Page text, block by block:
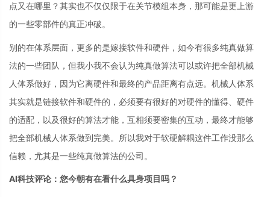
点又在哪里？其实也不仅仅限于在关节模组本身，那可能是更上游
的一些零部件的真正冲破。
别的在体系层面，更多的是嫁接软件和硬件，如今有很多纯真做算
法的一些团队，但我小我不会认为纯真做算法可以或许把全部机械
人体系做好，因为它离硬件和最终的产品距离有点远。机械人体系
其实就是链接软件和硬件的，必须要有很好的对硬件的懂得、硬件
的适配，以及很好的算法才能，互相须要密集的互动，最终才能够
把全部机械人体系做到完美。所以我对于软硬解耦这件工作没那么
信赖，尤其是一些纯真做算法的公司。
AI科技评论：您今朝有在看什么具身项目吗？